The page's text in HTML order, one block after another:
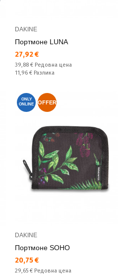
DAKINE
Портмоне LUNA
Текуща цена:
27,92 €
Редовна цена:
39,88 € Редовна цена
Спестявате:
11,96 € Разлика
ONLY
ONLINE
OFFER
DAKINE
Портмоне SOHO
Текуща цена:
20,75 €
Редовна цена:
29,65 € Редовна цена